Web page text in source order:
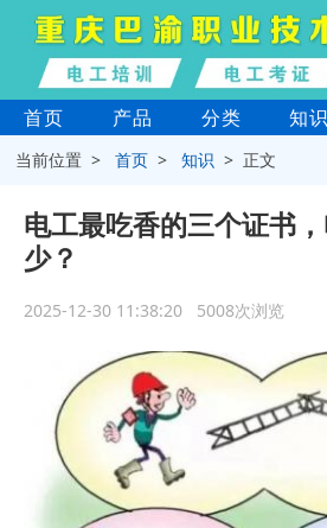
首页 产品 分类 知识
当前位置 >首页 >知识 > 正文
电工最吃香的三个证书
少？
2025-12-30 11:38:20 5008次浏览